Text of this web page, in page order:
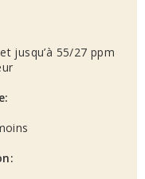
jusqu’à 55/27 ppm